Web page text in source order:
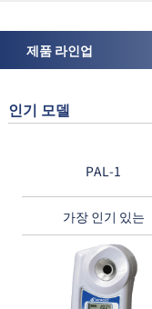
제품 라인업
인기 모델
PAL-1
가장 인기 있는